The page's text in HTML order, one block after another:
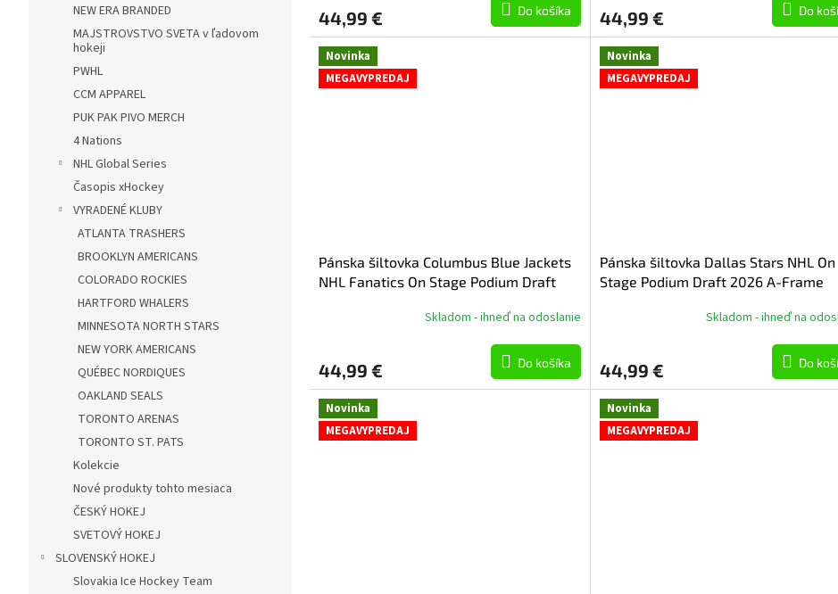
NEW ERA BRANDED
MAJSTROVSTVO SVETA v ľadovom
hokeji
PWHL
CCM APPAREL
PUK PAK PIVO MERCH
4 Nations
NHL Global Series
Časopis xHockey
VYRADENÉ KLUBY
ATLANTA TRASHERS
BROOKLYN AMERICANS
COLORADO ROCKIES
HARTFORD WHALERS
MINNESOTA NORTH STARS
NEW YORK AMERICANS
QUÉBEC NORDIQUES
OAKLAND SEALS
TORONTO ARENAS
TORONTO ST. PATS
Kolekcie
Nové produkty tohto mesiaca
ČESKÝ HOKEJ
SVETOVÝ HOKEJ
SLOVENSKÝ HOKEJ
Slovakia Ice Hockey Team
44,99 € Do košíka 44,99 € Do
Novinka
MEGAVYPREDAJ
Pánska šiltovka Columbus Blue Jackets
NHL Fanatics On Stage Podium Draft
Skladom - ihneď na odoslanie
44,99 € Do košíka
Novinka
MEGAVYPREDAJ
Pánska šiltovka Dallas Stars NHL On
Stage Podium Draft 2026 A-Frame
Skladom - ihneď na
44,99 € Do
Novinka
MEGAVYPREDAJ
Novinka
MEGAVYPREDAJ